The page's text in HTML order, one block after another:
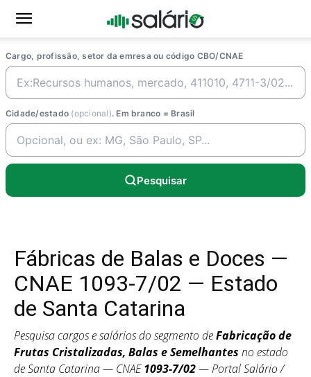
Cargo, profissão, setor da emresa ou código CBO/CNAE
Cidade/estado (opcional). Em branco = Brasil
Pesquisar
Fábricas de Balas e Doces —
CNAE 1093-7/02 — Estado
de Santa Catarina
Pesquisa cargos e salários do segmento deFabricação de
Frutas Cristalizadas, Balas e Semelhantes no estado
de Santa Catarina — CNAE1093-7/02— Portal Salário /